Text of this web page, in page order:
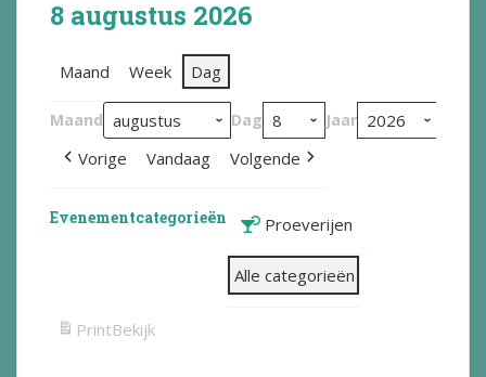
8 augustus 2026
Maand Week Dag
Maand Dag Jaar
Vorige Vandaag Volgende
Evenementcategorieën Proeverijen
Alle categorieën
PrintBekijk